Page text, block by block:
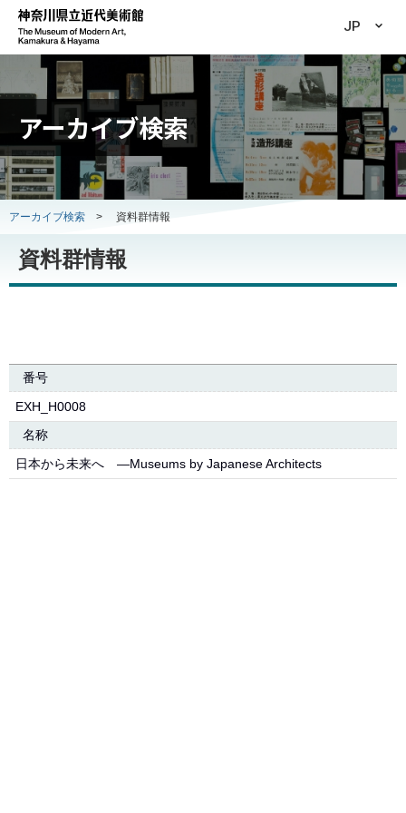
JP
アーカイブ検索
アーカイブ検索 > 資料群情報
資料群情報
番号
EXH_H0008
名称
日本から未来へ ―Museums by Japanese Architects